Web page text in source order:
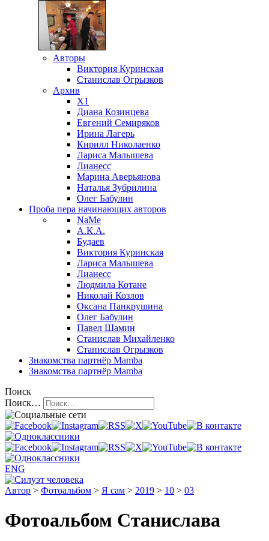
Авторы
Виктория Куринская
Станислав Огрызков
Архив
X1
Диана Козинцева
Евгений Семиряков
Ирина Лагерь
Кирилл Николаенко
Лариса Малышева
Лианесс
Марина Аверьянова
Наталья Зубрилина
Олег Бабулин
Проба пера начинающих авторов
NaMe
А.К.А.
Будаев
Виктория Куринская
Лариса Малышева
Лианесс
Людмила Котане
Николай Козлов
Оксана Панкрушина
Олег Бабулин
Павел Шамин
Станислав Михайленко
Станислав Огрызков
Знакомства партнёр Mamba
Знакомства партнёр Mamba
Поиск
Поиск…
ENG
Автор > Фотоальбом > Я сам > 2019 > 10 > 03
Фотоальбом Станислава